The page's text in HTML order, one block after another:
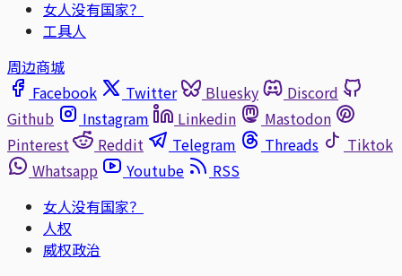
女人没有国家？
工具人
周边商城
Facebook
Twitter Bluesky
Discord
Github
Instagram Linkedin
Mastodon
Pinterest
Reddit Telegram Threads
Tiktok
Whatsapp
Youtube
RSS
女人没有国家？
人权
威权政治